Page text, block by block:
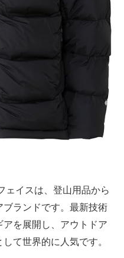
イスは、登山用品から
ランドです。最新技術
を展開し、アウトドア
て世界的に人気です。